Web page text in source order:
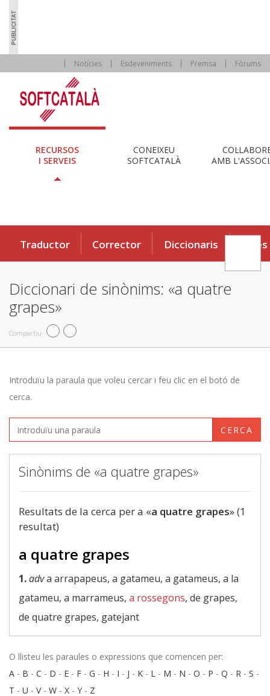
Notícies Esdeveniments Premsa Fòrums
RECURSOS
I SERVEIS
CONEIXEU
SOFTCATALÀ
AMB
Traductor Corrector Diccionaris Eines
Diccionari de sinònims: «a quatre
grapes»
Compartiu
Introduïu la paraula que voleu cercar i feu clic en el botó de
cerca.
CERCA
Sinònims de «a quatre grapes»
Resultats de la cerca per a «a quatre grapes» (1
resultat)
a quatre grapes
1.adva arrapapeus, a gatameu, a gatameus, a la
gatameu, a marrameus, a rossegons, de grapes,
de quatre grapes, gatejant
O llisteu les paraules o expressions que comencen per:
A - B - C - D - E - F - G - H - I - J - K - L - M - N - O - P - Q - R - S -
T - U - V- W - X - Y - Z